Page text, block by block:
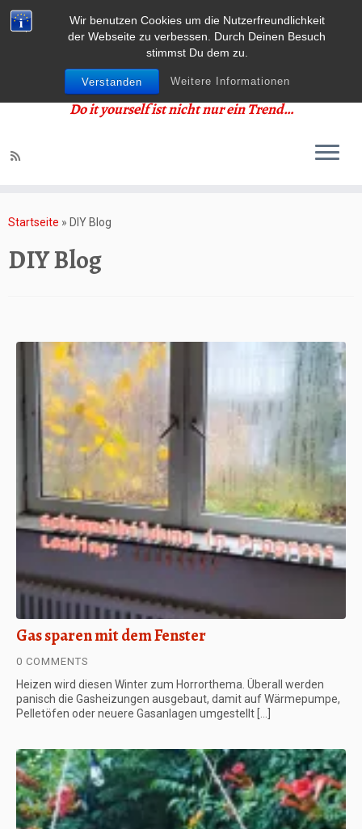
Wir benutzen Cookies um die Nutzerfreundlichkeit
der Webseite zu verbessen. Durch Deinen Besuch
stimmst Du dem zu.
Verstanden Weitere Informationen
Inhalt
Do it yourself ist nicht nur ein Trend…
Startseite » DIY Blog
DIY Blog
Gas sparen mit dem Fenster
0 COMMENTS
Heizen wird diesen Winter zum Horrorthema. Überall werden
panisch die Gasheizungen ausgebaut, damit auf Wärmepumpe,
Pelletöfen oder neuere Gasanlagen umgestellt […]